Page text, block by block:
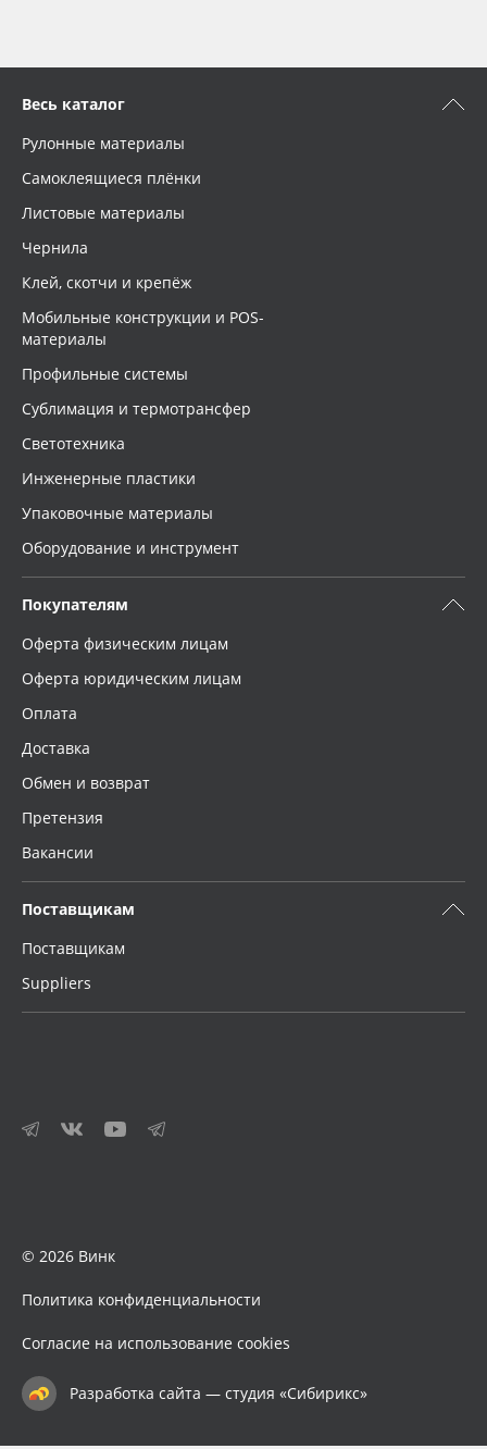
Весь каталог
Рулонные материалы
Самоклеящиеся плёнки
Листовые материалы
Чернила
Клей, скотчи и крепёж
Мобильные конструкции и POS-
материалы
Профильные системы
Сублимация и термотрансфер
Светотехника
Инженерные пластики
Упаковочные материалы
Оборудование и инструмент
Покупателям
Оферта физическим лицам
Оферта юридическим лицам
Оплата
Доставка
Обмен и возврат
Претензия
Вакансии
Поставщикам
Поставщикам
Suppliers
© 2026 Винк
Политика конфиденциальности
Согласие на использование cookies
Разработка сайта — студия «Сибирикс»